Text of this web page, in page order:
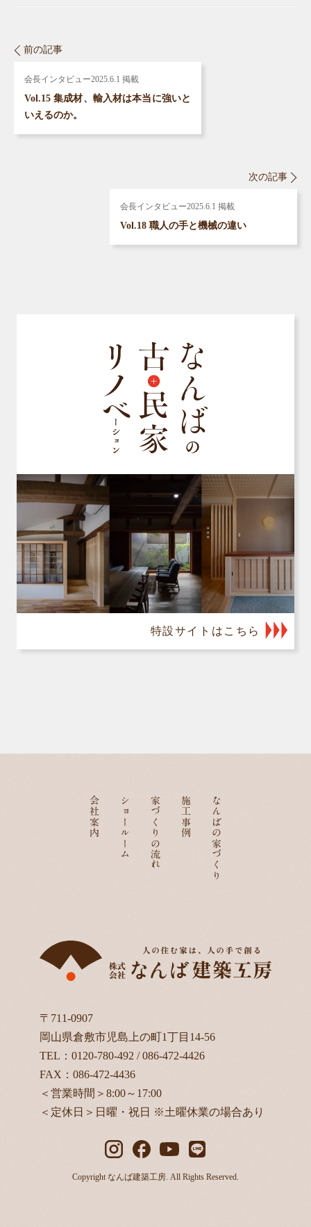
前の記事
会長インタビュー2025.6.1 掲載
Vol.15 集成材、輸入材は本当に強いと
いえるのか。
次の記事
会長インタビュー2025.6.1 掲載
Vol.18 職人の手と機械の違い
特設サイトはこちら
なんばの家づくり
施工事例
家づくりの流れ
ショールーム
会社案内
〒711-0907
岡山県倉敷市児島上の町1丁目14-56
TEL： 0120-780-492 /086-472-4426
FAX：086-472-4436
＜営業時間＞8:00～17:00
＜定休日＞日曜・祝日 ※土曜休業の場合あり
Copyright なんば建築工房. All Rights Reserved.